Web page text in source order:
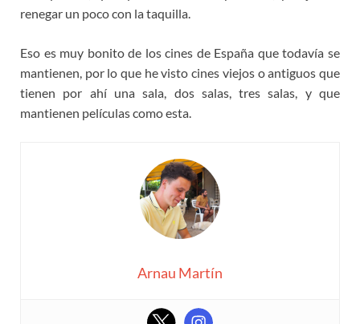
renegar un poco con la taquilla.
Eso es muy bonito de los cines de España que todavía se
mantienen, por lo que he visto cines viejos o antiguos que
tienen por ahí una sala, dos salas, tres salas, y que
mantienen películas como esta.
Arnau Martín